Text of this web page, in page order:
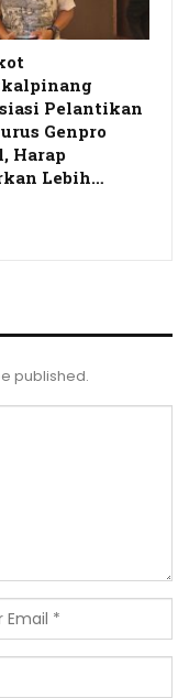
Pelantikan
Genpro
Harap
Lebih…
published.